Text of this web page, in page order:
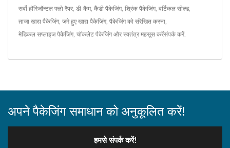
सर्वो हॉरिजॉन्टल फ्लो रैपर, डी-कैम, कैंडी पैकेजिंग, श्रिंक पैकेजिंग, वर्टिकल सील्ड,
ताजा खाद्य पैकेजिंग, जमे हुए खाद्य पैकेजिंग, पैकेजिंग को संरेखित करना
मेडिकल सप्लाइज पैकेजिंग, चॉकलेट पैकेजिंगऔर स्वतंत्र महसूस करेंसंपर्क करें.
अपने पैकेजिंग समाधान को अनुकूलित करें!
हमसे संपर्क करें!